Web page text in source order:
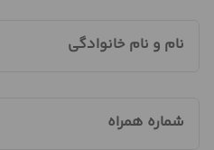
نام و نام خانوادگی
شماره همراه